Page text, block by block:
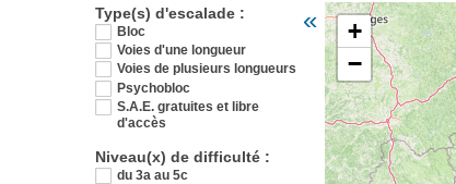
Type(s) d'escalade :
Bloc
Voies d'une longueur
Voies de plusieurs longueurs
Psychobloc
S.A.E. gratuites et libre
d'accès
Niveau(x) de difficulté :
du 3a au 5c
« Veuillez patienter
+
−